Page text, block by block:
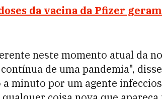
da vacina da Pfizer
neste momento atual da
de uma pandemia",
minuto por um agente